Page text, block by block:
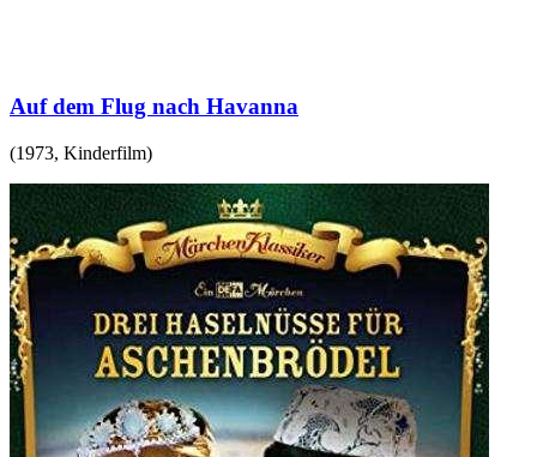
Auf dem Flug nach Havanna
(1973, Kinderfilm)